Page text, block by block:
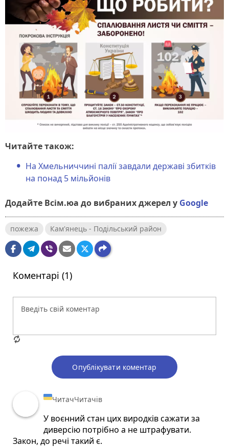
Читайте також:
На Хмельниччині палії завдали державі збитків
на понад 5 мільйонів
Додайте Всім.юа до вибраних джерел у Google
пожежа Кам'янець - Подільський район
Коментарі (1)
Опублікувати коментар
ЧитачЧитачів
У воєнний стан цих виродків сажати за
диверсію потрібно а не штрафувати.
Закон, до речі такий є.